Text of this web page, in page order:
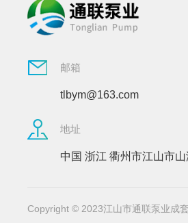
邮箱
tlbym@163.com
地址
中国 浙江 衢州市江山市
Copyright © 2023江山市通联泵业